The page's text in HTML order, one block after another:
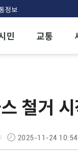
정보
민 교통
철거
2025-11-24 10:54